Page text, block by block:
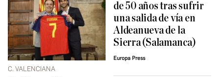
C. VALENCIANA
de 50 años tras sufrir
una salida de vía en
Aldeanueva de la
Sierra (Salamanca)
Europa Press